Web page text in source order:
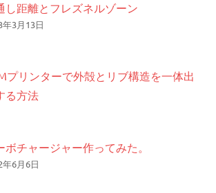
し距離とフレズネルゾーン
年3月13日
プリンターで外殻とリブ構造を一体出
る方法
ボチャージャー作ってみた。
年6月6日